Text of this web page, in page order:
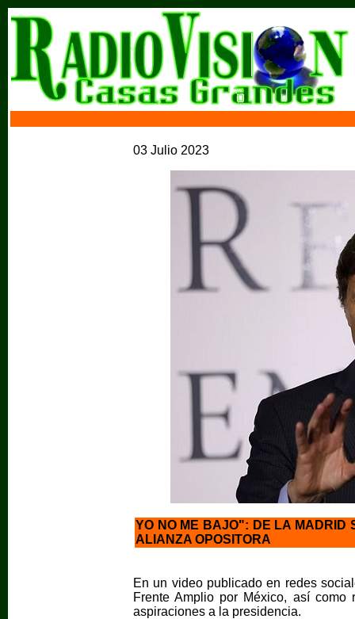
03 Julio 2023
YO NO ME BAJO": DE LA MADRID
ALIANZA OPOSITORA
En un video publicado en redes
Frente Amplio por México, así
aspiraciones a la presidencia.